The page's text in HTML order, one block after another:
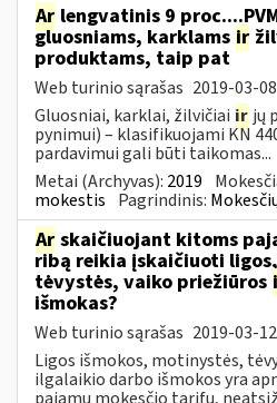
Ar lengvatinis 9
gluosniams, karklams ir
produktams, taip pat
Web turinio sąrašas 2019-03-08
Gluosniai, karklai, žilvičiai ir jų
pynimui) – klasifikuojami KN
pardavimui gali būti taikomas...
Metai (Archyvas): 2019
mokestis Pagrindinis:
Ar skaičiuojant kitoms
ribą reikia įskaičiuoti
tėvystės, vaiko priežiūros
išmokas?
Web turinio sąrašas 2019-03-12
Ligos išmokos, motinystės,
ilgalaikio darbo išmokos yra
pajamų mokesčio tarifu,